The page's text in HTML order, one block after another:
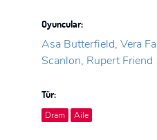
Oyuncular:
Asa Butterfield, Vera
Scanlon, Rupert Friend
Tür:
Dram Aile